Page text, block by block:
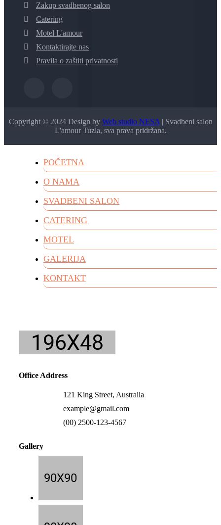
Zakup svadbenog salon
Catering
Motel L'amour
Kontaktirajte nas
Pravila o zaštiti privatnosti
Copyright © 2024 Design by Web studio NESA | Svadbeni salon
L'amour Tuzla, sva prava pridržana.
POČETNA
O NAMA
SVADBENI SALON
CATERING
MOTEL
GALERIJA
KONTAKT
Office Address
121 King Street, Australia
example@gmail.com
(00) 2500-123-4567
Gallery